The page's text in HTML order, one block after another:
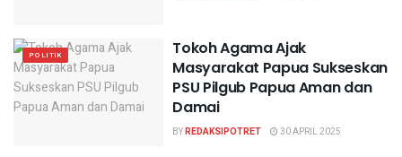
POLITIK
Tokoh Agama Ajak
Masyarakat Papua Sukseskan
PSU Pilgub Papua Aman dan
Damai
BYREDAKSIPOTRET 30 APRIL 2025